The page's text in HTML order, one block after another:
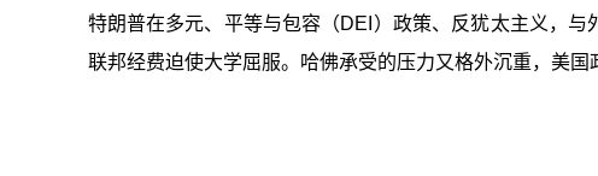
特朗普在多元、平等与包容（DEI）政策、反犹太主义，
联邦经费迫使大学屈服。哈佛承受的压力又格外沉重，美国